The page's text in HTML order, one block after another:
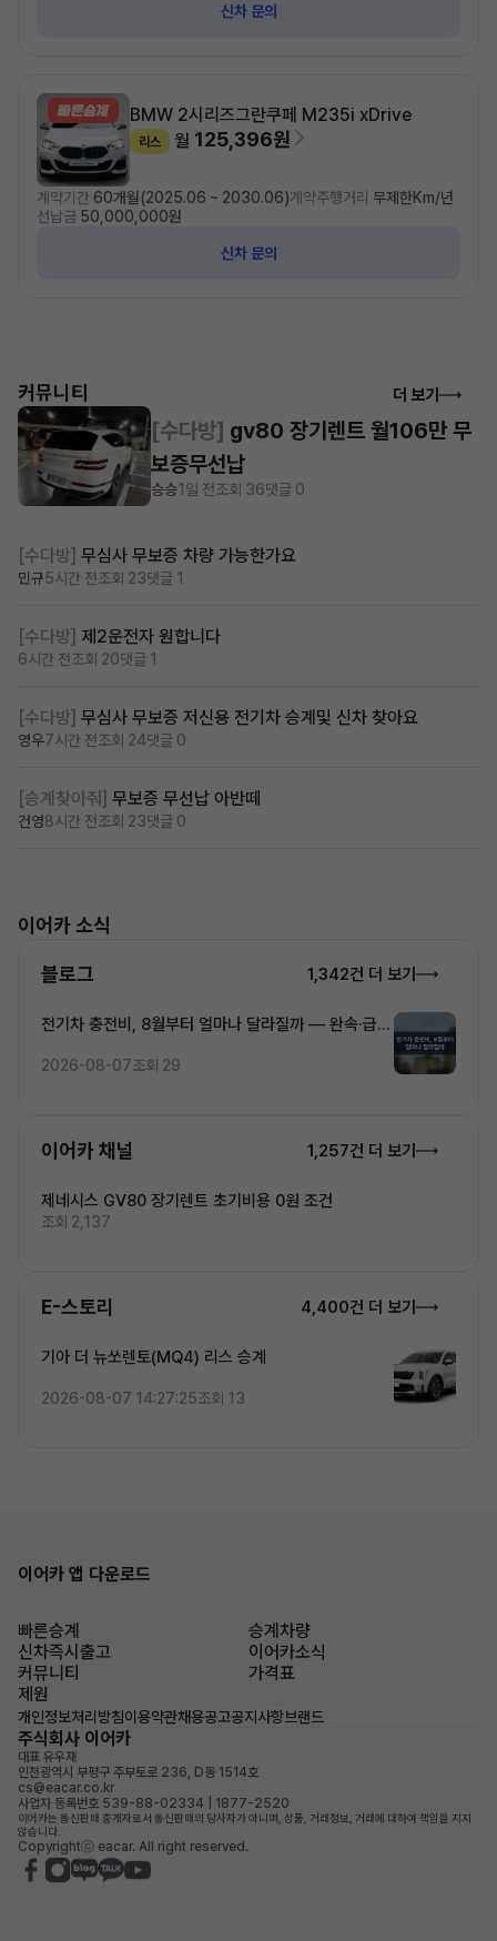
신차 문의
BMW 2시리즈그란쿠페 M235i xDrive
리스 월 125,396원
계약기간 60개월(2025.06 ~ 2030.06)계약주행거리 무제한Km/년
선납금 50,000,000원
신차 문의
커뮤니티 더 보기
[수다방] 무심사 무보증 차량 가능한가요
민규5시간 전조회 23댓글 1
[수다방] 제2운전자 원합니다
6시간 전조회 20댓글 1
[수다방] 무심사 무보증 저신용 전기차 승계및 신차 찾아요
영우7시간 전조회 24댓글 0
[승계찾아줘] 무보증 무선납 아반떼
건영8시간 전조회 23댓글 0
[수다방] gv80 장기렌트 월106만 무
보증무선납
승승1일 전조회 36댓글 0
이어카 소식
블로그 1,342건 더 보기
전기차 충전비, 8월부터 얼마나 달라질까 — 완속·급속
2026-08-07조회 29
이어카 채널 1,257건 더 보기
제네시스 GV80 장기렌트 초기비용 0원 조건
조회 2,137
E-스토리 4,400건 더 보기
기아 더 뉴쏘렌토(MQ4) 리스 승계
2026-08-07 14:27:25조회 13
이어카 앱 다운로드
빠른승계
승계차량
신차즉시출고
이어카소식
커뮤니티
가격표
제원
개인정보처리방침이용약관채용공고공지사항브랜드
주식회사 이어카
대표 유우재
인천광역시 부평구 주부토로 236, D동 1514호
cs@eacar.co.kr
사업자 등록번호 539-88-02334 | 1877-2520
이어카는 통신판매 중개자로서 통신판매의 당사자가 아니며, 상품, 거래정보, 거래에 대하여 책임을 지지
않습니다.
Copyrightⓒ eacar. All right reserved.